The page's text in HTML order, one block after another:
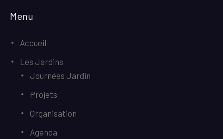
Menu
Accueil
Les Jardins
Journées Jardin
Projets
Organisation
Agenda